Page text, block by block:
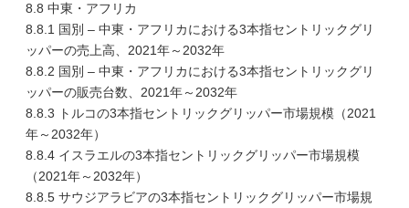
8.8 中東・アフリカ
8.8.1 国別 – 中東・アフリカにおける3本指セントリックグリ
ッパーの売上高、2021年～2032年
8.8.2 国別 – 中東・アフリカにおける3本指セントリックグリ
ッパーの販売台数、2021年～2032年
8.8.3 トルコの3本指セントリックグリッパー市場規模（2021
年～2032年）
8.8.4 イスラエルの3本指セントリックグリッパー市場規模
（2021年～2032年）
8.8.5 サウジアラビアの3本指セントリックグリッパー市場規